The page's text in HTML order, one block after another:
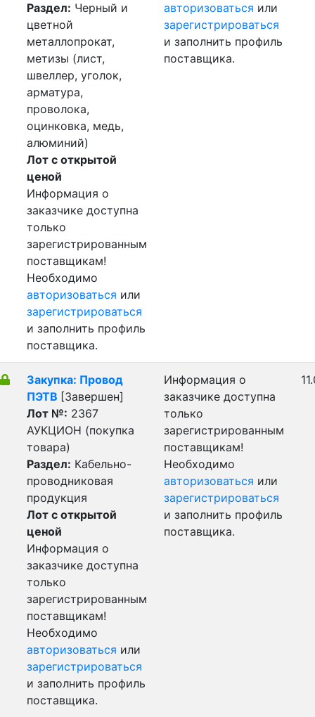
Раздел: Черный и
цветной
металлопрокат,
метизы (лист,
швеллер, уголок,
арматура,
проволока,
оцинковка, медь,
алюминий)
Лот с открытой
ценой
Информация о
заказчике доступна
только
зарегистрированным
поставщикам!
Необходимо
авторизоваться или
зарегистрироваться
и заполнить профиль
поставщика.
авторизоваться или
зарегистрироваться
и заполнить профиль
поставщика.
Закупка: Провод
ПЭТВ [Завершен]
Лот №: 2367
АУКЦИОН (покупка
товара)
Раздел: Кабельно-
проводниковая
продукция
Лот с открытой
ценой
Информация о
заказчике доступна
только
зарегистрированным
поставщикам!
Необходимо
авторизоваться или
зарегистрироваться
и заполнить профиль
поставщика.
Информация о
заказчике доступна
только
зарегистрированным
поставщикам!
Необходимо
авторизоваться или
зарегистрироваться
и заполнить профиль
поставщика.